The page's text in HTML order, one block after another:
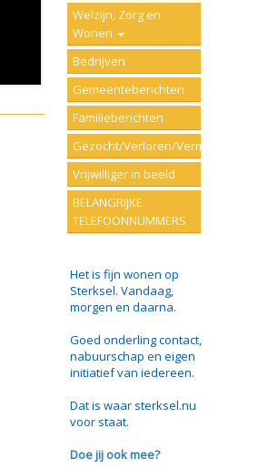
Welzijn, Zorg en
Wonen
Bedrijven
Gemeenteberichten
Familieberichten
Gezocht/Verloren/Vermist
Vrijwilliger in beeld
BELANGRIJKE
TELEFOONNUMMERS
Het is fijn wonen op
Sterksel. Vandaag,
morgen en daarna.
Goed onderling contact,
nabuurschap en eigen
initiatief van iedereen.
Dat is waar sterksel.nu
voor staat.
Doe jij ook mee?